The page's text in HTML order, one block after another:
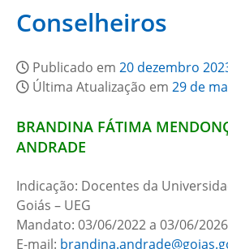
Conselheiros
Publicado em 20 dezembro
Última Atualização em 29 de
BRANDINA FÁTIMA
ANDRADE
Indicação: Docentes da
Goiás – UEG
Mandato: 03/06/2022 a 03/06/2026
E-mail: